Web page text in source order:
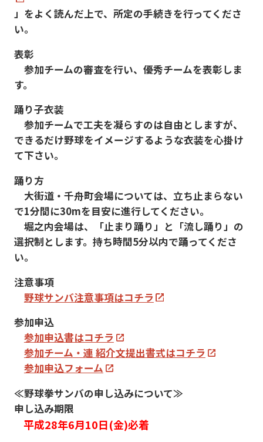
」をよく読んだ上で、所定の手続きを行ってくださ
い。
表彰
参加チームの審査を行い、優秀チームを表彰しま
す。
踊り子衣装
参加チームで工夫を凝らすのは自由としますが、
できるだけ野球をイメージするような衣装を心掛け
て下さい。
踊り方
大街道・千舟町会場については、立ち止まらない
で1分間に30mを目安に進行してください。
堀之内会場は、「止まり踊り」と「流し踊り」の
選択制とします。持ち時間5分以内で踊ってくださ
い。
注意事項
野球サンバ注意事項はコチラ
参加申込
参加申込書はコチラ
参加チーム・連 紹介文提出書式はコチラ
参加申込フォーム
≪野球拳サンバの申し込みについて≫
申し込み期限
平成28年6月10日(金)必着